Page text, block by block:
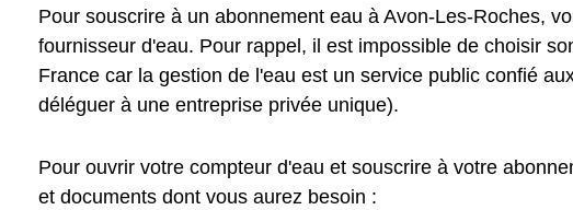
Pour souscrire à un abonnement eau à Avon-Les-Roches,
fournisseur d'eau. Pour rappel, il est impossible de choisir
France car la gestion de l'eau est un service public confié
déléguer à une entreprise privée unique).
Pour ouvrir votre compteur d'eau et souscrire à votre
et documents dont vous aurez besoin :